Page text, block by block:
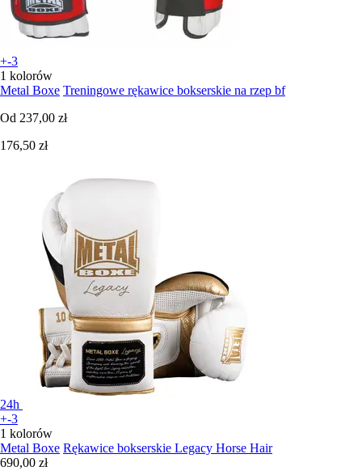
+-3
1 kolorów
Metal Boxe Treningowe rękawice bokserskie na rzep bf
Od 237,00 zł
176,50 zł
24h
+-3
1 kolorów
Metal Boxe Rękawice bokserskie Legacy Horse Hair
690,00 zł